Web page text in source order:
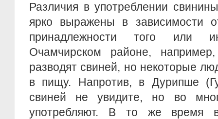
Различия в употреблении
ярко выражены в зависимости
принадлежности того или
Очамчирском районе,
разводят свиней, но некоторые
в пищу. Напротив, в Дурипше
свиней не увидите, но во
употребляют. В то же время